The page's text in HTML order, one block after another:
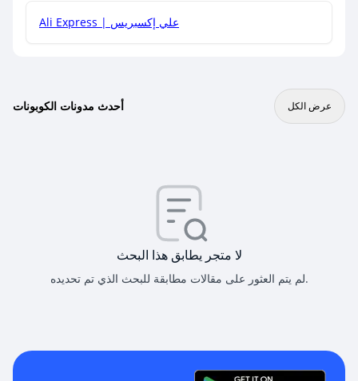
Ali Express | علي إكسبريس
أحدث مدونات الكوبونات عرض الكل
لا متجر يطابق هذا البحث
لم يتم العثور على مقالات مطابقة للبحث الذي تم تحديده.